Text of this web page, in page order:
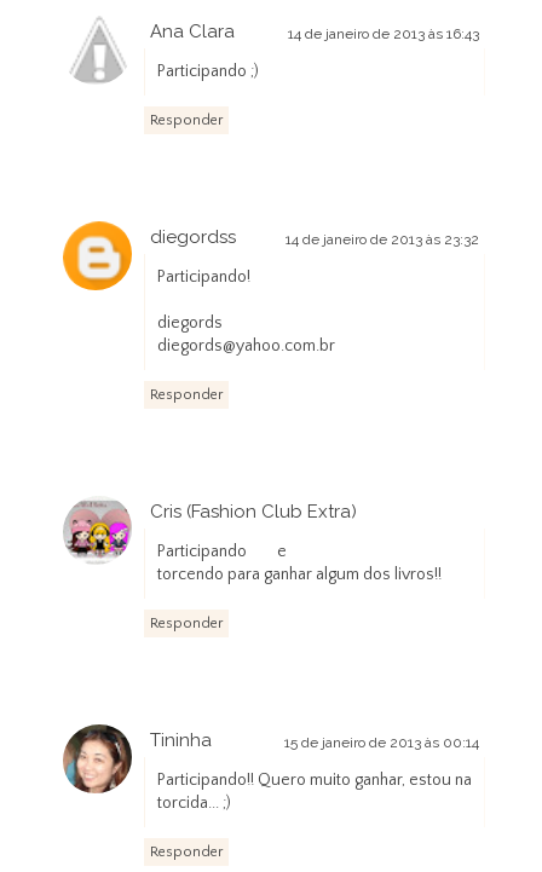
Ana Clara 14 de janeiro de 2013 às 16:43
Participando ;)
Responder
diegordss 14 de janeiro de 2013 às 23:32
Participando!
diegords
diegords@yahoo.com.br
Responder
Cris (Fashion Club Extra)
Participando e
torcendo para ganhar algum dos livros!!
Responder
Tininha 15 de janeiro de 2013 às 00:14
Participando!! Quero muito ganhar, estou na
torcida... ;)
Responder